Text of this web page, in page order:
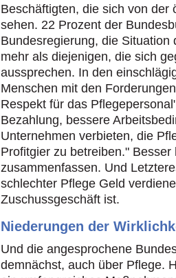
Beschäftigten, die sich von der
sehen. 22 Prozent der
Bundesregierung, die
mehr als diejenigen, die sich
aussprechen. In den
Menschen mit den
Respekt für das
Bezahlung, bessere
Unternehmen verbieten, die
Profitgier zu betreiben."
zusammenfassen. Und
schlechter Pflege Geld
Zuschussgeschäft ist.
Niederungen der
Und die angesprochene
demnächst, auch über Pflege.